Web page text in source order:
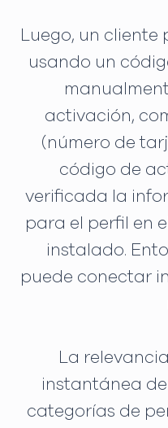
Luego, un
usando un
activación,
(número de
código de
verificada la
para el perfil en
instalado.
puede conectar
La
instantánea
categorías de